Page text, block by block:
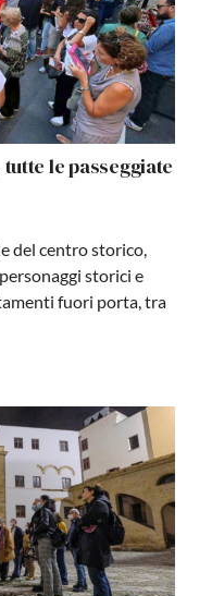
le passeggiate
del centro storico,
storici e
fuori porta, tra